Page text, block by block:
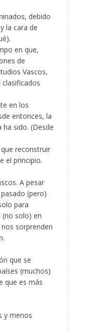
debido
la cara de
en que,
de
Vascos,
en los
entonces, la
sido. (Desde
reconstruir
el principio.
A pesar
(pero)
para
solo) en
sorprenden
que se
(muchos)
que es más
y menos